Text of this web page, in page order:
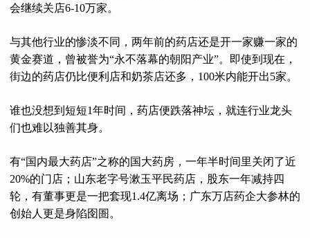
会继续关店6-10万家。
与其他行业的惨淡不同，两年前的药店还是开一家赚一家的
黄金赛道，曾被誉为“永不落幕的朝阳产业”。即使到现在，
街边的药店仍比便利店和奶茶店还多，100米内能开出5家。
谁也没想到短短1年时间，药店便跌落神坛，就连行业龙头
们也难以独善其身。
有“国内最大药店”之称的国大药房，一年半时间里关闭了近
20%的门店；山东老字号漱玉平民药店，股东一年减持四
轮，有董事更是一把套现1.4亿离场；广东万店药企大参林的
创始人更是身陷囹圄。